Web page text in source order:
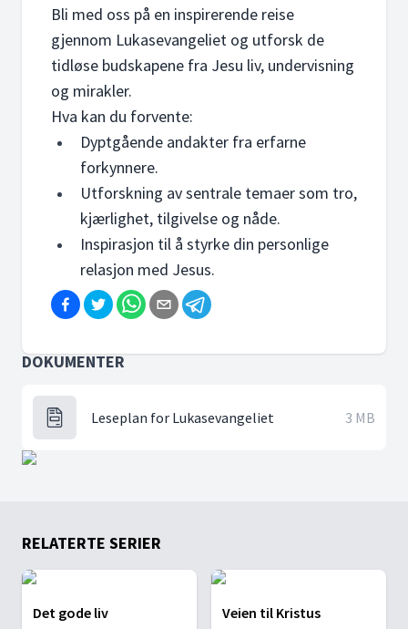
Bli med oss på en inspirerende reise
gjennom Lukasevangeliet og utforsk de
tidløse budskapene fra Jesu liv, undervisning
og mirakler.
Hva kan du forvente:
Dyptgående andakter fra erfarne
forkynnere.
Utforskning av sentrale temaer som tro,
kjærlighet, tilgivelse og nåde.
Inspirasjon til å styrke din personlige
relasjon med Jesus.
DOKUMENTER
Leseplan for Lukasevangeliet 3 MB
RELATERTE SERIER
Det gode liv Veien til Kristus